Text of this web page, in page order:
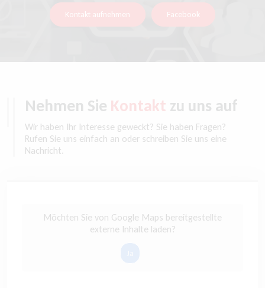
Kontakt aufnehmen Facebook
Nehmen Sie Kontakt zu uns auf
Wir haben Ihr Interesse geweckt? Sie haben Fragen?
Rufen Sie uns einfach an oder schreiben Sie uns eine
Nachricht.
Möchten Sie von Google Maps bereitgestellte
externe Inhalte laden?